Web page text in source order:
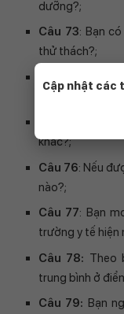
dưỡng?;
Câu 73: Bạn
thử thách?;
: Khi
bệnh viện như
: Vì
khác?;
Câu 76: Nếu
nào?;
Câu 77: Bạn
trường y tế hiện
Câu 78: Theo
trung bình ở
Câu 79: Bạn
Cập nhật các